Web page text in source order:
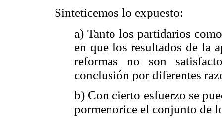
Sinteticemos lo expuesto:
a) Tanto los partidarios
en que los resultados de la
reformas no son
conclusión por diferentes
b) Con cierto esfuerzo se
pormenorice el conjunto de